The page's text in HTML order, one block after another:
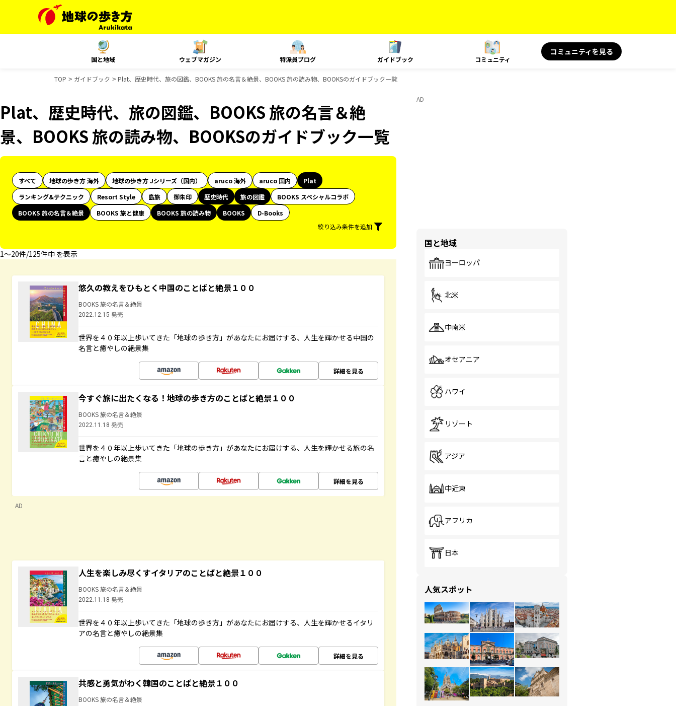
国と地域 ウェブマガジン 特派員ブログ ガイドブック コミュニティ
コミュニティを見る
TOP ガイドブック Plat、歴史時代、旅の図鑑、BOOKS 旅の名言＆絶景、BOOKS 旅の読み物、BOOKSのガイドブック一覧
Plat、歴史時代、旅の図鑑、BOOKS 旅の名言＆絶
景、BOOKS 旅の読み物、BOOKSのガイドブック一覧
すべて 地球の歩き方 海外 地球の歩き方 Jシリーズ（国内） aruco 海外 aruco 国内
Plat
ランキング&テクニック
Resort Style 島旅 御朱印 歴史時代 旅の図鑑
BOOKS スペシャルコラボ
BOOKS 旅の名言＆絶景
BOOKS 旅と健康 BOOKS 旅の読み物 BOOKS
D-Books
絞り込み条件を追加
1〜20件/125件中 を表示
悠久の教えをひもとく中国のことばと絶景１００
BOOKS 旅の名言＆絶景
2022.12.15 発売
世界を４０年以上歩いてきた「地球の歩き方」があなたにお届けする、人生を輝かせる中国の
名言と癒やしの絶景集
詳細を見る
今すぐ旅に出たくなる！地球の歩き方のことばと絶景１００
BOOKS 旅の名言＆絶景
2022.11.18 発売
世界を４０年以上歩いてきた「地球の歩き方」があなたにお届けする、人生を輝かせる旅の名
言と癒やしの絶景集
詳細を見る
AD
人生を楽しみ尽くすイタリアのことばと絶景１００
BOOKS 旅の名言＆絶景
2022.11.18 発売
世界を４０年以上歩いてきた「地球の歩き方」があなたにお届けする、人生を輝かせるイタリ
アの名言と癒やしの絶景集
詳細を見る
共感と勇気がわく韓国のことばと絶景１００
BOOKS 旅の名言＆絶景
AD
国と地域
ヨーロッパ
北米
中南米
オセアニア
ハワイ
リゾート
アジア
中近東
アフリカ
日本
人気スポット